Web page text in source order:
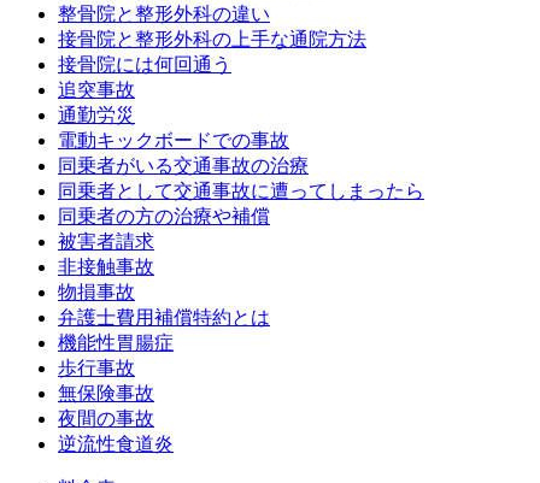
整骨院と整形外科の違い
接骨院と整形外科の上手な通院方法
接骨院には何回通う
追突事故
通勤労災
電動キックボードでの事故
同乗者がいる交通事故の治療
同乗者として交通事故に遭ってしまったら
同乗者の方の治療や補償
被害者請求
非接触事故
物損事故
弁護士費用補償特約とは
機能性胃腸症
歩行事故
無保険事故
夜間の事故
逆流性食道炎